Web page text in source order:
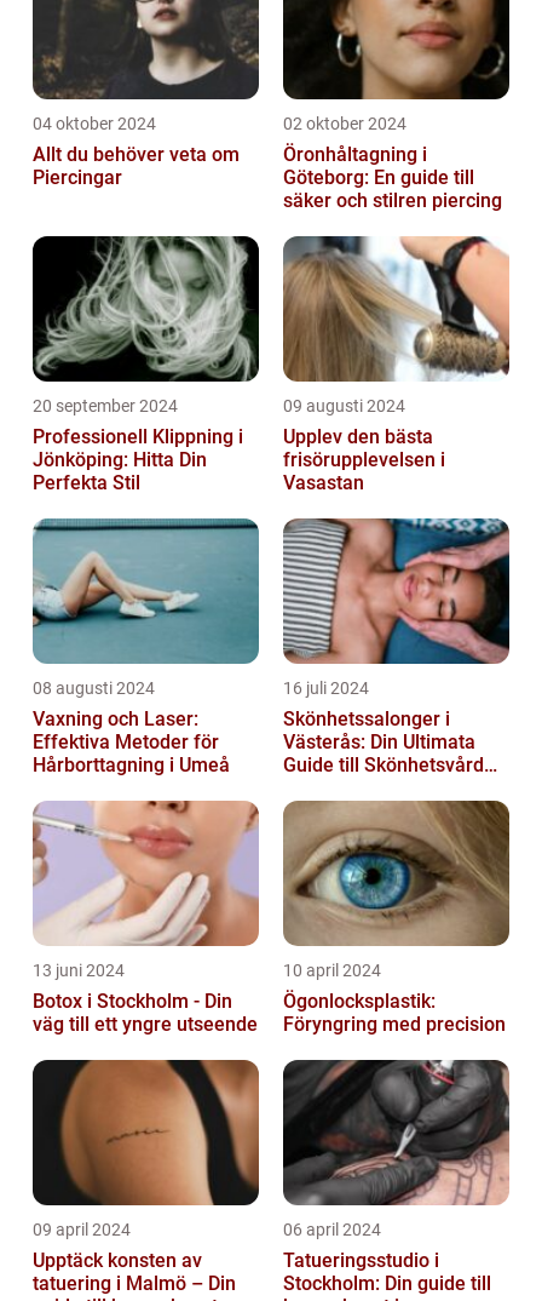
04 oktober 2024
Allt du behöver veta om
Piercingar
02 oktober 2024
Öronhåltagning i
Göteborg: En guide till
säker och stilren piercing
20 september 2024
Professionell Klippning i
Jönköping: Hitta Din
Perfekta Stil
09 augusti 2024
Upplev den bästa
frisörupplevelsen i
Vasastan
08 augusti 2024
Vaxning och Laser:
Effektiva Metoder för
Hårborttagning i Umeå
16 juli 2024
Skönhetssalonger i
Västerås: Din Ultimata
Guide till Skönhetsvård
13 juni 2024
Botox i Stockholm - Din
väg till ett yngre utseende
10 april 2024
Ögonlocksplastik:
Föryngring med precision
09 april 2024
Upptäck konsten av
tatuering i Malmö – Din
06 april 2024
Tatueringsstudio i
Stockholm: Din guide till